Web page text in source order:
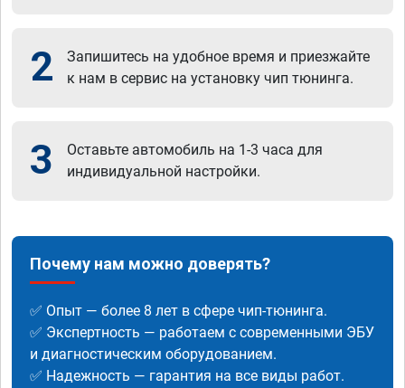
2
Запишитесь на удобное время и приезжайте
к нам в сервис на установку чип тюнинга.
3
Оставьте автомобиль на 1-3 часа для
индивидуальной настройки.
Почему нам можно доверять?
✅ Опыт — более 8 лет в сфере чип-тюнинга.
✅ Экспертность — работаем с современными ЭБУ
и диагностическим оборудованием.
✅ Надежность — гарантия на все виды работ.